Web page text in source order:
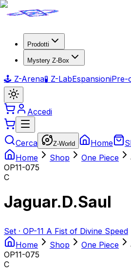
Prodotti
Mystery Z-Box
🕹️ Z-Arena🧪 Z-LabEspansioniPre-
Accedi
Cerca Z-World Home
Home
Shop One Piece
OP11-075
C
Jaguar.D.Saul
Set · OP-11 A Fist of Divine Speed
Home
Shop One Piece
OP11-075
C